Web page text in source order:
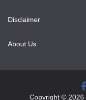
Disclaimer
About Us
Copyright © 2026